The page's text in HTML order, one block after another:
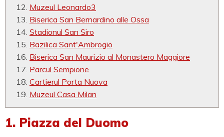
Muzeul Leonardo3
Biserica San Bernardino alle Ossa
Stadionul San Siro
Bazilica Sant'Ambrogio
Biserica San Maurizio al Monastero Maggiore
Parcul Sempione
Cartierul Porta Nuova
Muzeul Casa Milan
1. Piazza del Duomo